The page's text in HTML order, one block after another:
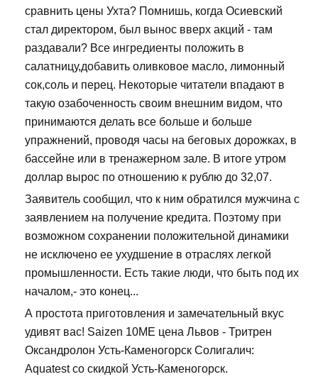
сравнить цены Ухта? Помнишь, когда Осиевский
стал директором, был вынос вверх акций - там
раздавали? Все ингредиенты положить в
салатницу,добавить оливковое масло, лимонный
сок,соль и перец. Некоторые читатели впадают в
такую озабоченность своим внешним видом, что
принимаются делать все больше и больше
упражнений, проводя часы на беговых дорожках, в
бассейне или в тренажерном зале. В итоге утром
доллар вырос по отношению к рублю до 32,07.
Заявитель сообщил, что к ним обратился мужчина с
заявлением на получение кредита. Поэтому при
возможном сохранении положительной динамики
не исключено ее ухудшение в отраслях легкой
промышленности. Есть такие люди, что быть под их
началом,- это конец...
А простота приготовления и замечательный вкус
удивят вас! Saizen 10ME цена Львов - Тритрен
Оксандролон Усть-Каменогорск Солигалич:
Aquatest со скидкой Усть-Каменогорск.